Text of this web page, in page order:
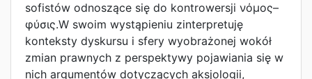
sofistów odnoszące się do kontrowersji νόμος–
φύσις.W swoim wystąpieniu zinterpretuję
konteksty dyskursu i sfery wyobrażonej wokół
zmian prawnych z perspektywy pojawiania się w
nich argumentów dotyczących aksjologii,